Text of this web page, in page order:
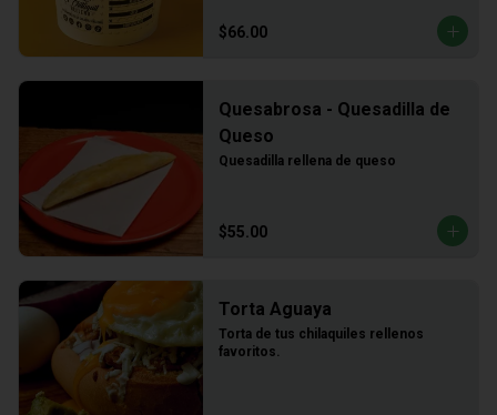
$66.00
Quesabrosa - Quesadilla de
Queso
Quesadilla rellena de queso
$55.00
Torta Aguaya
Torta de tus chilaquiles rellenos
favoritos.